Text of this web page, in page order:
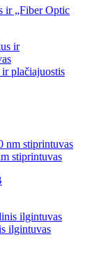
ir „Fiber Optic
plačiajuostis
stiprintuvas
ilgintuvas